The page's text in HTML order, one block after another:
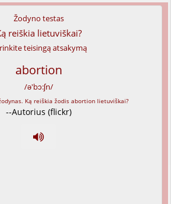
Žodyno testas
reiškia lietuviškai?
teisingą atsakymą
abortion
/ə'bɔ:ʃn/
--Autorius (flickr)